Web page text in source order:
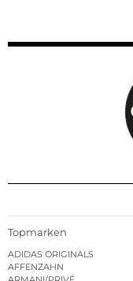
Topmarken
ADIDAS ORIGINALS
AFFENZAHN